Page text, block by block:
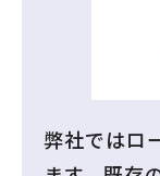
弊社ではロ